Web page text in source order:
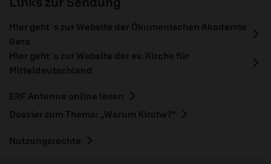
Hier geht´s zur Website der Ökumenischen Akademie
Gera
Hier geht´s zur Website der ev. Kirche für
Mitteldeutschland
ERF Antenne online lesen
Dossier zum Thema: „Warum Kirche?“
Nutzungsrechte